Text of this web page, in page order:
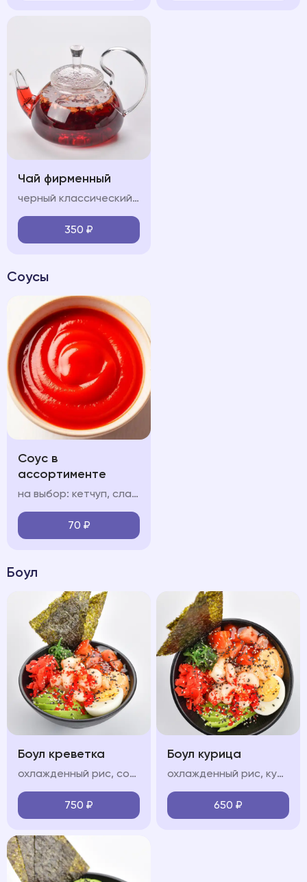
Чай фирменный
черный классический/Зеленый классический/Горные травы/Лесные ягоды
350 ₽
Соусы
Соус в
ассортименте
на выбор: кетчуп, сладкий чили соус чесночный, сырный
70 ₽
Боул
Боул креветка
охлажденный рис, сочные тигровые креветки, свежие овощи (огурец, авокадо, черри), яйцо, водоросли чукка, нори, икра "тобико", соус "терияки", соус "спайси", кунжут
750 ₽
Боул курица
охлажденный рис, куриная грудка, обжаренные в соусе терияки, свежие овощи (огурец, авокадо, черри), яйцо, водоросли чукка, нори, икра "тобико", соус "терияки", соус "спайси", кунжут
650 ₽